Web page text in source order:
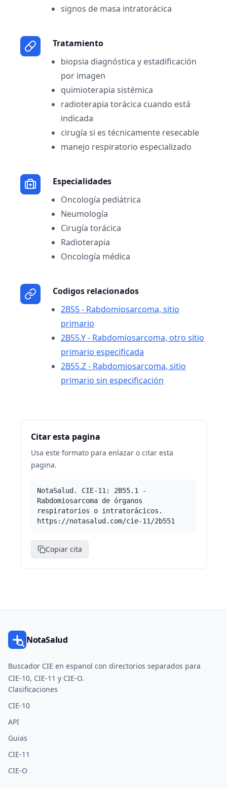
signos de masa intratorácica
Tratamiento
biopsia diagnóstica y estadificación
por imagen
quimioterapia sistémica
radioterapia torácica cuando está
indicada
cirugía si es técnicamente resecable
manejo respiratorio especializado
Especialidades
Oncología pediátrica
Neumología
Cirugía torácica
Radioterapia
Oncología médica
Codigos relacionados
2B55 - Rabdomiosarcoma, sitio
primario
2B55.Y - Rabdomiosarcoma, otro sitio
primario especificada
2B55.Z - Rabdomiosarcoma, sitio
primario sin especificación
Citar esta pagina
Usa este formato para enlazar o citar esta
pagina.
NotaSalud. CIE-11: 2B55.1 -
Rabdomiosarcoma de órganos
respiratorios o intratorácicos.
https://notasalud.com/cie-11/2b551
Copiar cita
NotaSalud
Buscador CIE en espanol con directorios separados para
CIE-10, CIE-11 y CIE-O.
Clasificaciones
CIE-10
API
Guias
CIE-11
CIE-O